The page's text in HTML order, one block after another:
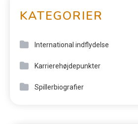
KATEGORIER
International indflydelse
Karrierehøjdepunkter
Spillerbiografier